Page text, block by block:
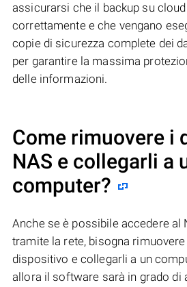
assicurarsi che il backup su
correttamente e che vengano
copie di sicurezza complete dei
per garantire la massima
delle informazioni.
Come rimuovere i
NAS e collegarli a
computer?
Anche se è possibile accedere al
tramite la rete, bisogna
dispositivo e collegarli a un
allora il software sarà in grado di